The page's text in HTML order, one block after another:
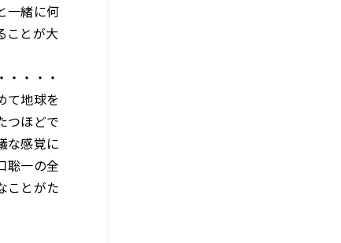
一緒に何
ことが大
・・・
て地球を
つほどで
な感覚に
聡一の全
ことがた